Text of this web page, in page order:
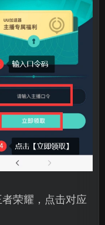
荣耀，点击对应